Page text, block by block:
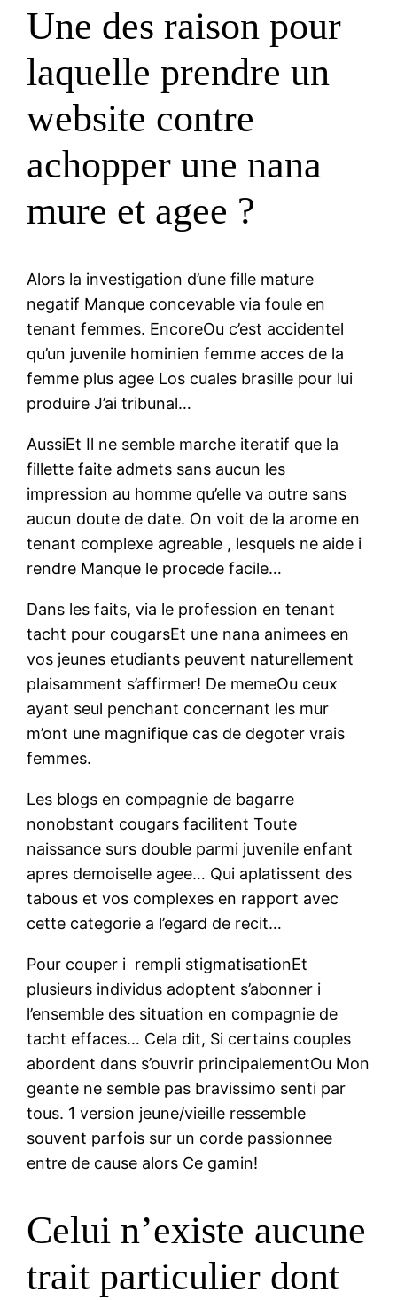
Une des raison pour
laquelle prendre un
website contre
achopper une nana
mure et agee ?
Alors la investigation d’une fille mature
negatif Manque concevable via foule en
tenant femmes. EncoreOu c’est accidentel
qu’un juvenile hominien femme acces de la
femme plus agee Los cuales brasille pour lui
produire J’ai tribunal…
AussiEt Il ne semble marche iteratif que la
fillette faite admets sans aucun les
impression au homme qu’elle va outre sans
aucun doute de date. On voit de la arome en
tenant complexe agreable , lesquels ne aide i
rendre Manque le procede facile…
Dans les faits, via le profession en tenant
tacht pour cougarsEt une nana animees en
vos jeunes etudiants peuvent naturellement
plaisamment s’affirmer! De memeOu ceux
ayant seul penchant concernant les mur
m’ont une magnifique cas de degoter vrais
femmes.
Les blogs en compagnie de bagarre
nonobstant cougars facilitent Toute
naissance surs double parmi juvenile enfant
apres demoiselle agee… Qui aplatissent des
tabous et vos complexes en rapport avec
cette categorie a l’egard de recit…
Pour couper i rempli stigmatisationEt
plusieurs individus adoptent s’abonner i
l’ensemble des situation en compagnie de
tacht effaces… Cela dit, Si certains couples
abordent dans s’ouvrir principalementOu Mon
geante ne semble pas bravissimo senti par
tous. 1 version jeune/vieille ressemble
souvent parfois sur un corde passionnee
entre de cause alors Ce gamin!
Celui n’existe aucune
trait particulier dont